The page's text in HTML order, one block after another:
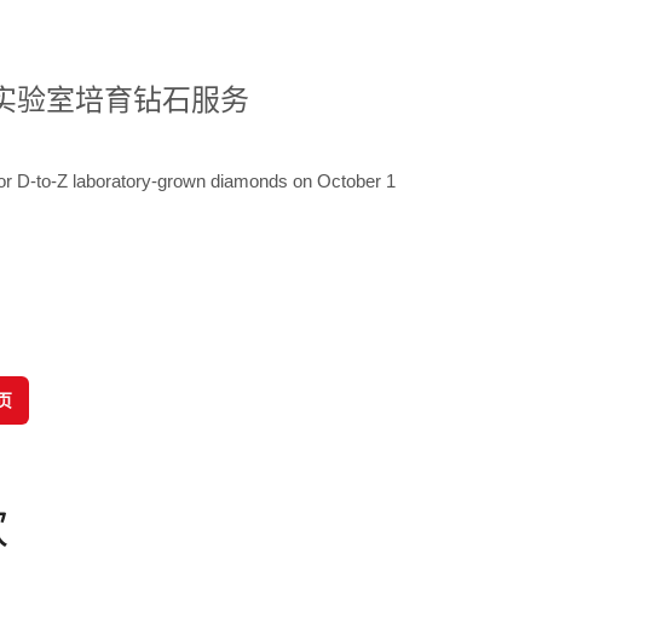
验室培育钻石服务
D-to-Z laboratory-grown diamonds on October 1